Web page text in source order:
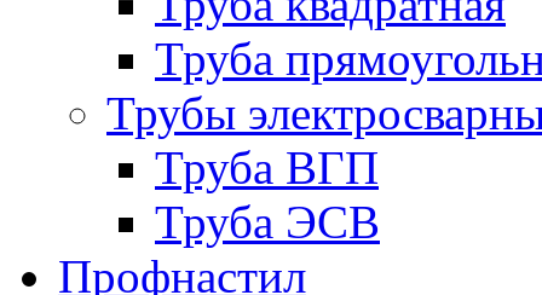
Труба
Трубы
Труба ВГП
Труба ЭСВ
Профнастил